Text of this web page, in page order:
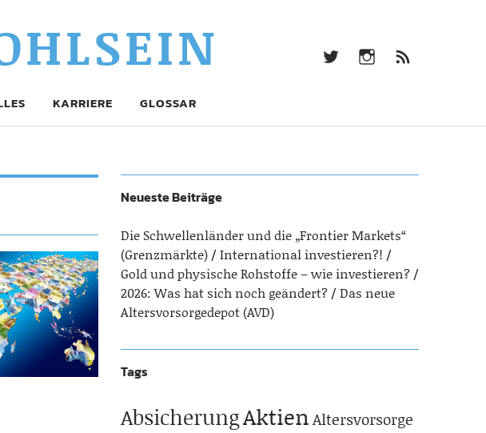
(RSS)
KARRIERE GLOSSAR
Neueste Beiträge
Die Schwellenländer und die „Frontier Markets“
(Grenzmärkte)
International investieren?!
Gold und physische Rohstoffe – wie investieren?
2026: Was hat sich noch geändert?
Das neue
Altersvorsorgedepot (AVD)
Tags
AbsicherungAktienAltersvorsorge